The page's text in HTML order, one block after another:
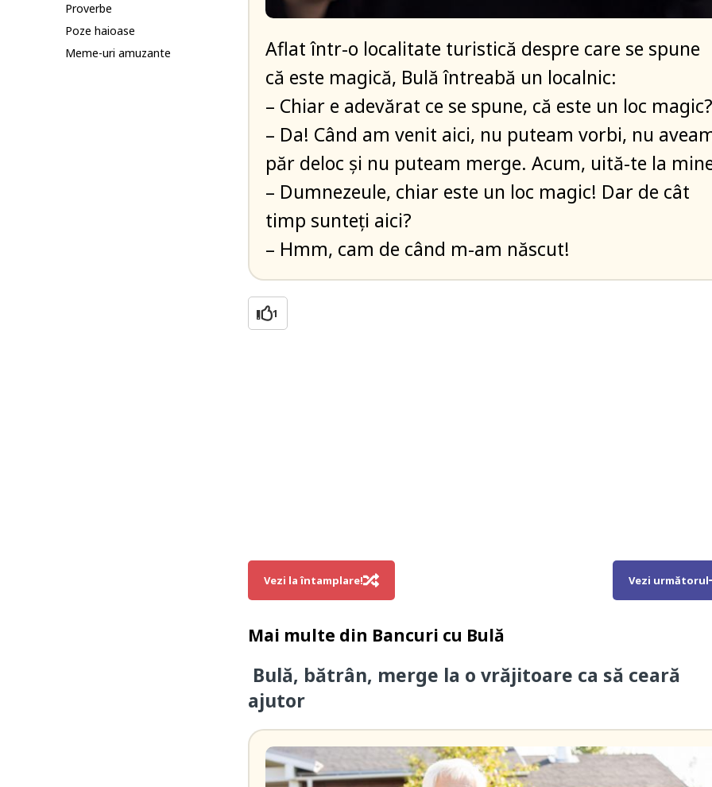
Proverbe
Poze haioase
Meme-uri amuzante
Aflat într-o localitate turistică despre care se spune
că este magică, Bulă întreabă un localnic:
– Chiar e adevărat ce se spune, că este un loc magic?
– Da! Când am venit aici, nu puteam vorbi, nu
păr deloc și nu puteam merge. Acum, uită-te la
– Dumnezeule, chiar este un loc magic! Dar de cât
timp sunteți aici?
– Hmm, cam de când m-am născut!
1
Vezi la întamplare! Vezi următorul
Mai multe din Bancuri cu Bulă
Bulă, bătrân, merge la o vrăjitoare ca să ceară
ajutor